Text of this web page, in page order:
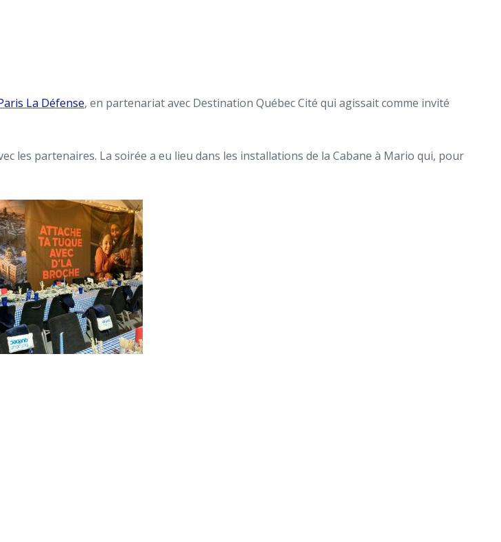
La Défense, en partenariat avec Destination Québec Cité qui agissait comme invité
les partenaires. La soirée a eu lieu dans les installations de la Cabane à Mario qui, pour